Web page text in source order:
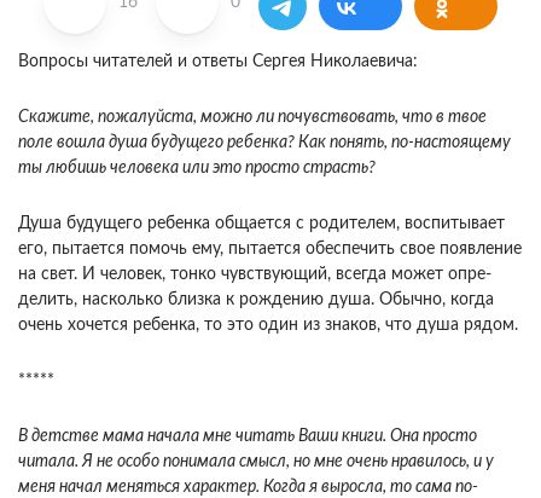
Вопросы читателей и ответы Сергея Николаевича:
Скажите, пожалуйста, можно ли почувство­вать, что в твое
поле вошла душа будущего ре­бенка? Как понять, по-настоящему
ты любишь человека или это просто страсть?
Душа будущего ребенка общается с роди­телем, воспитывает
его, пытается помочь ему, пы­тается обеспечить свое появление
на свет. И че­ловек, тонко чувствующий, всегда может опре­
делить, насколько близка к рождению душа. Обычно, когда
очень хочется ребенка, то это один из знаков, что душа рядом.
*****
В детстве мама начала мне читать Ваши кни­ги. Она просто
читала. Я не особо понимала смысл, но мне очень нравилось, и у
меня начал меняться характер. Когда я выросла, то сама по­